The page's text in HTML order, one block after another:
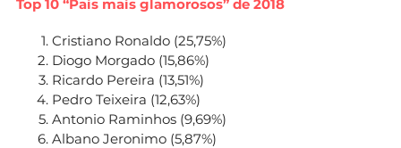
Top 10 “Pais mais glamorosos” de 2018
Cristiano Ronaldo (25,75%)
Diogo Morgado (15,86%)
Ricardo Pereira (13,51%)
Pedro Teixeira (12,63%)
Antonio Raminhos (9,69%)
Albano Jeronimo (5,87%)